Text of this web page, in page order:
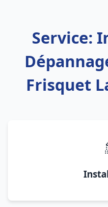
Service:
Frisquet